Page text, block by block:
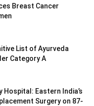
Breast Cancer
List of Ayurveda
Category A
Hospital: Eastern India’s
Surgery on 87-